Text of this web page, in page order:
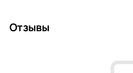
Отзывы